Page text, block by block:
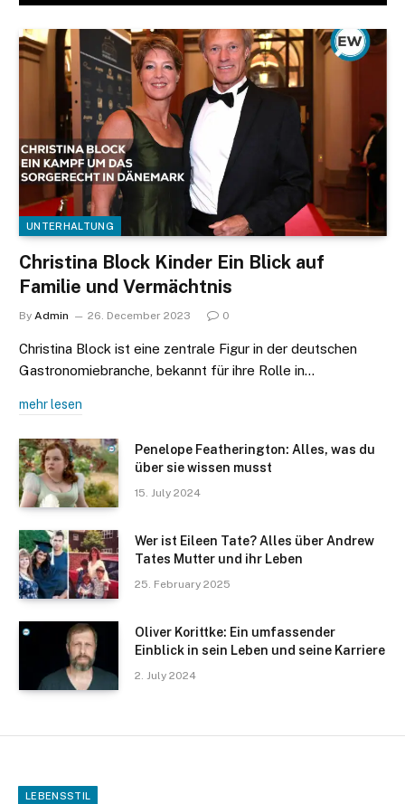
UNTERHALTUNG
Christina Block Kinder Ein Blick auf
Familie und Vermächtnis
By Admin 26. December 2023 0
Christina Block ist eine zentrale Figur in der deutschen
Gastronomiebranche, bekannt für ihre Rolle in…
mehr lesen
Penelope Featherington: Alles, was du
über sie wissen musst
15. July 2024
Wer ist Eileen Tate? Alles über Andrew
Tates Mutter und ihr Leben
25. February 2025
Oliver Korittke: Ein umfassender
Einblick in sein Leben und seine Karriere
2. July 2024
LEBENSSTIL